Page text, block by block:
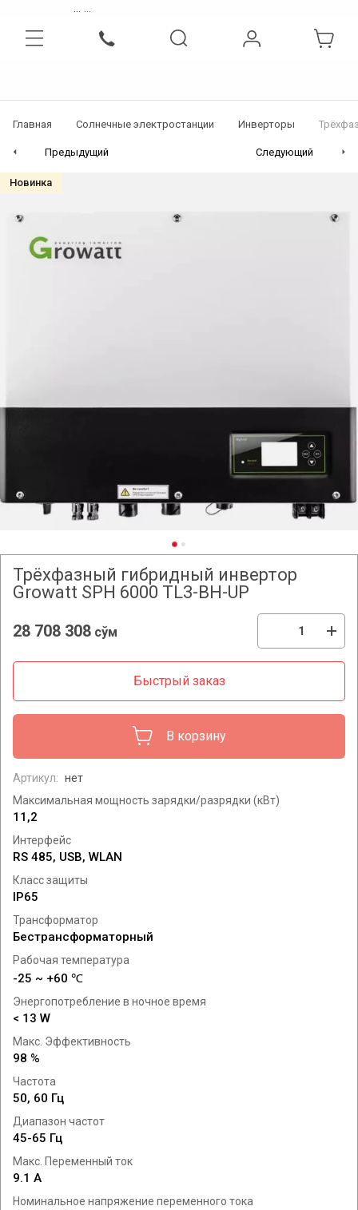
... ...
Главная Солнечные электростанции Инверторы
Предыдущий Следующий
Новинка
Трёхфазный гибридный инвертор
Growatt SPH 6000 TL3-BH-UP
28 708 308 сўм
В корзину
Быстрый заказ
Артикул: нет
Максимальная мощность зарядки/разрядки (кВт)
11,2
Интерфейс
RS 485, USB, WLAN
Класс защиты
IP65
Трансформатор
Бестрансформаторный
Рабочая температура
-25 ~ +60 ℃
Энергопотребление в ночное время
< 13 W
Макс. Эффективность
98 %
Частота
50, 60 Гц
Диапазон частот
45-65 Гц
Макс. Переменный ток
9.1 A
Номинальное напряжение переменного тока